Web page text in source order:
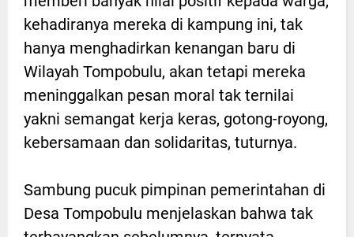
kehadiranya mereka di kampung ini, tak
hanya menghadirkan kenangan baru di
Wilayah Tompobulu, akan tetapi mereka
meninggalkan pesan moral tak ternilai
yakni semangat kerja keras, gotong-royong,
kebersamaan dan solidaritas, tuturnya.
Sambung pucuk pimpinan pemerintahan di
Desa Tompobulu menjelaskan bahwa tak